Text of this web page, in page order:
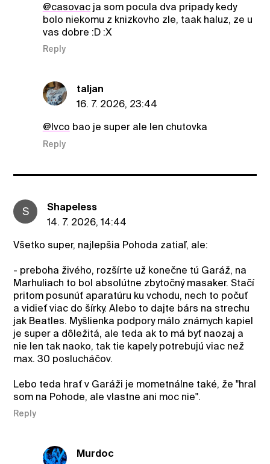
@casovacja som pocula dva pripady kedy
bolo niekomu z knizkovho zle, taak haluz, ze u
vas dobre :D :X
Reply
taljan
16. 7. 2026, 23:44
@Ivco bao je super ale len chutovka
Reply
S
ShapeIess
14. 7. 2026, 14:44
Všetko super, najlepšia Pohoda zatiaľ, ale:
- preboha živého, rozšírte už konečne tú Garáž, na
Marhuliach to bol absolútne zbytočný masaker. Stačí
pritom posunúť aparatúru ku vchodu, nech to počuť
a vidieť viac do šírky. Alebo to dajte bárs na strechu
jak Beatles. Myšlienka podpory málo známych kapiel
je super a dôležitá, ale teda ak to má byť naozaj a
nie len tak naoko, tak tie kapely potrebujú viac než
max. 30 poslucháčov.
Lebo teda hrať v Garáži je mometnálne také, že "hral
som na Pohode, ale vlastne ani moc nie".
Reply
Murdoc